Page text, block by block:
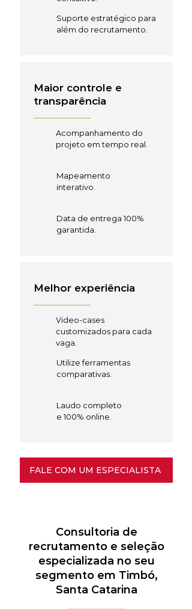
Suporte estratégico para
além do recrutamento.
Maior controle e
transparência
Acompanhamento do
projeto em tempo real.
Mapeamento
interativo.
Data de entrega 100%
garantida.
Melhor experiência
Video-cases
customizados para cada
vaga.
Utilize ferramentas
comparativas.
Laudo completo
e 100% online.
FALE COM UM ESPECIALISTA
Consultoria de
recrutamento e seleção
especializada no seu
segmento em Timbó,
Santa Catarina